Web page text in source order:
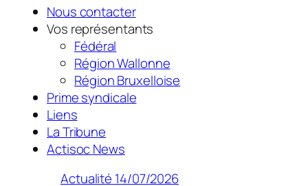
Nous contacter
Vos représentants
Fédéral
Région Wallonne
Région Bruxelloise
Prime syndicale
Liens
La Tribune
Actisoc News
Actualité 14/07/2026